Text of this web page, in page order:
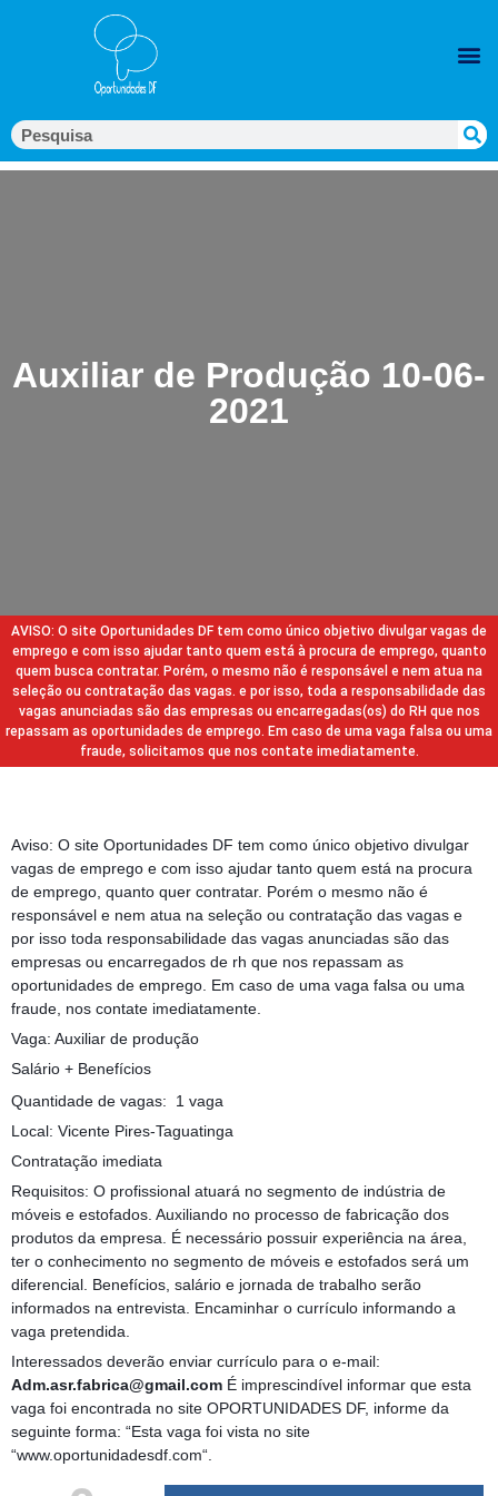
Auxiliar de Produção 10-06-
2021
AVISO: O site Oportunidades DF tem como único objetivo divulgar vagas de
emprego e com isso ajudar tanto quem está à procura de emprego, quanto
quem busca contratar. Porém, o mesmo não é responsável e nem atua na
seleção ou contratação das vagas. e por isso, toda a responsabilidade das
vagas anunciadas são das empresas ou encarregadas(os) do RH que nos
repassam as oportunidades de emprego. Em caso de uma vaga falsa ou uma
fraude, solicitamos que nos contate imediatamente.
Aviso: O site Oportunidades DF tem como único objetivo divulgar
vagas de emprego e com isso ajudar tanto quem está na procura
de emprego, quanto quer contratar. Porém o mesmo não é
responsável e nem atua na seleção ou contratação das vagas e
por isso toda responsabilidade das vagas anunciadas são das
empresas ou encarregados de rh que nos repassam as
oportunidades de emprego. Em caso de uma vaga falsa ou uma
fraude, nos contate imediatamente.
Vaga: Auxiliar de produção
Salário + Benefícios
Quantidade de vagas: 1 vaga
Local: Vicente Pires-Taguatinga
Contratação imediata
Requisitos: O profissional atuará no segmento de indústria de
móveis e estofados. Auxiliando no processo de fabricação dos
produtos da empresa. É necessário possuir experiência na área,
ter o conhecimento no segmento de móveis e estofados será um
diferencial. Benefícios, salário e jornada de trabalho serão
informados na entrevista. Encaminhar o currículo informando a
vaga pretendida.
Interessados deverão enviar currículo para o e-mail:
Adm.asr.fabrica@gmail.com É imprescindível informar que esta
vaga foi encontrada no site OPORTUNIDADES DF, informe da
seguinte forma: “Esta vaga foi vista no site
“www.oportunidadesdf.com“.